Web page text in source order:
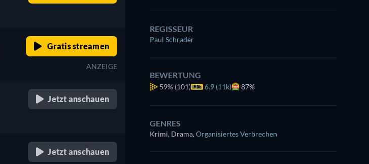
Gratis streamen
ANZEIGE
Jetzt anschauen
Jetzt anschauen
REGISSEUR
Paul Schrader
BEWERTUNG
59% (101) 6.9 (11k) 87%
GENRES
Krimi, Drama,Organisiertes Verbrechen